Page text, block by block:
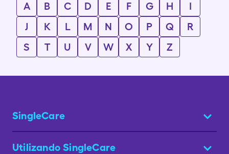
A B C D E F G H
I
J
K L M N O P Q
R
S
T U V W X Y Z
SingleCare
Utilizando SingleCare